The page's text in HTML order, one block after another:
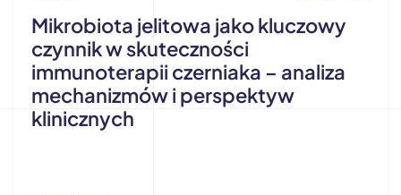
Mikrobiota jelitowa jako kluczowy
czynnik w skuteczności
immunoterapii czerniaka – analiza
mechanizmów i perspektyw
klinicznych